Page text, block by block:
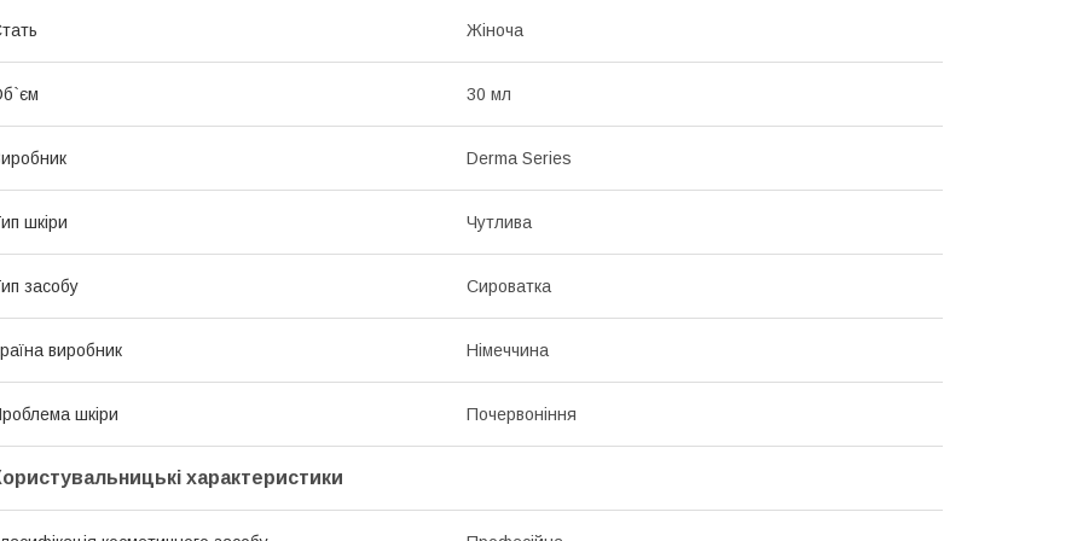
Жіноча
30 мл
Derma Series
шкіри Чутлива
засобу Сироватка
виробник Німеччина
шкіри Почервоніння
характеристики